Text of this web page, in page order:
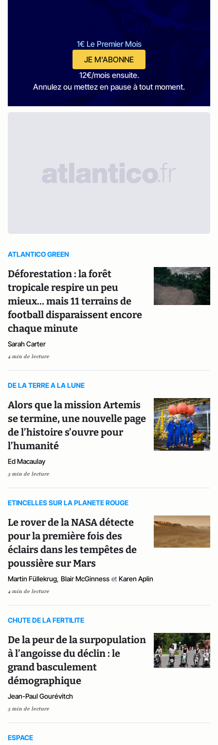
1€ Le Premier Mois
JE M'ABONNE
12€/mois ensuite.
Annulez ou mettez en pause à tout moment.
ATLANTICO GREEN
Déforestation : la forêt
tropicale respire un peu
mieux… mais 11 terrains de
football disparaissent encore
chaque minute
Sarah Carter
4 min de lecture
DE LA TERRE A LA LUNE
Alors que la mission Artemis
se termine, une nouvelle page
de l’histoire s’ouvre pour
l’humanité
Ed Macaulay
5 min de lecture
ETINCELLES SUR LA PLANETE ROUGE
Le rover de la NASA détecte
pour la première fois des
éclairs dans les tempêtes de
poussière sur Mars
Martin Füllekrug, Blair McGinness et Karen Aplin
4 min de lecture
CHUTE DE LA FERTILITE
De la peur de la surpopulation
à l’angoisse du déclin : le
grand basculement
démographique
Jean-Paul Gourévitch
5 min de lecture
ESPACE